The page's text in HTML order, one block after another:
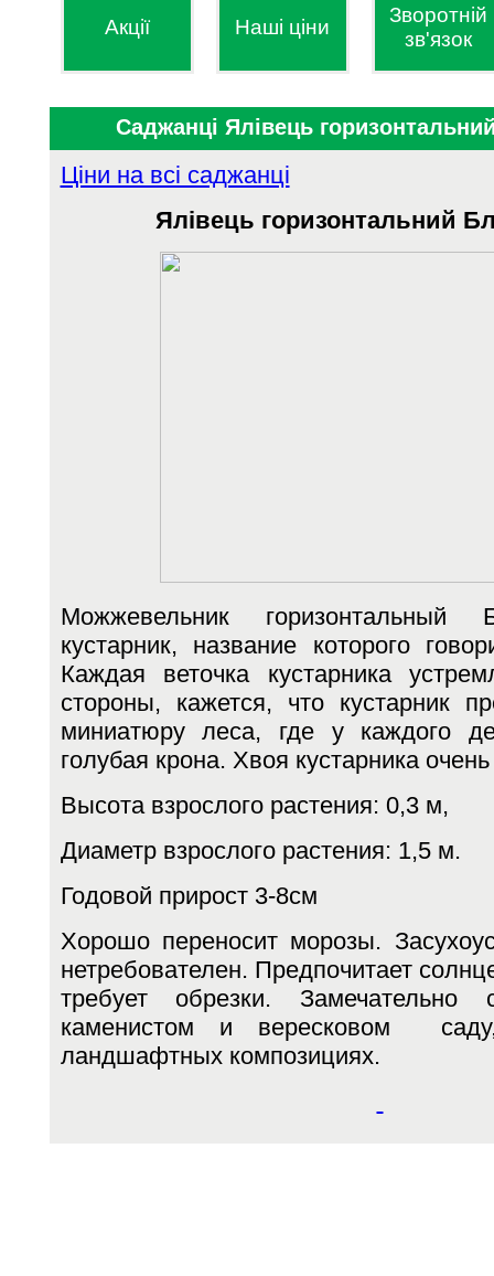
Акції Наші ціни
Зворотній
зв'язок
Саджанці Ялівець
Ціни на всі саджанці
Ялівець горизонтальний
Можжевельник
кустарник, название которого
Каждая веточка кустарника
стороны, кажется, что кустарник
миниатюру леса, где у каждого
голубая крона. Хвоя кустарника
Высота взрослого растения: 0,3 м,
Диаметр взрослого растения: 1,5 м.
Годовой прирост 3-8см
Хорошо переносит морозы.
нетребователен. Предпочитает
требует обрезки.
каменистом и вересковом
ландшафтных композициях.